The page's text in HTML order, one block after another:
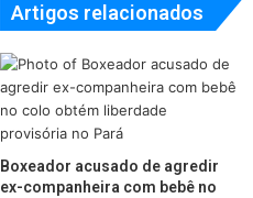
Artigos relacionados
Boxeador acusado de agredir
ex-companheira com bebê no